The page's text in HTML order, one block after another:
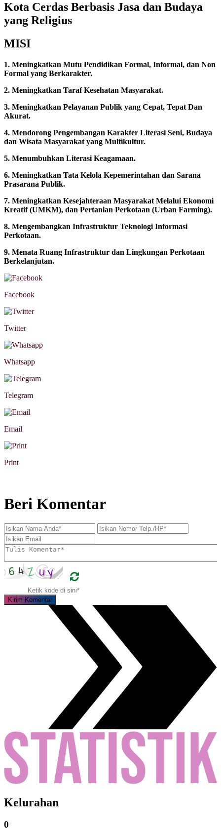
Kota Cerdas Berbasis Jasa dan Budaya
yang Religius
MISI
1. Meningkatkan Mutu Pendidikan Formal, Informal, dan Non
Formal yang Berkarakter.
2. Meningkatkan Taraf Kesehatan Masyarakat.
3. Meningkatkan Pelayanan Publik yang Cepat, Tepat Dan
Akurat.
4. Mendorong Pengembangan Karakter Literasi Seni, Budaya
dan Wisata Masyarakat yang Multikultur.
5. Menumbuhkan Literasi Keagamaan.
6. Meningkatkan Tata Kelola Kepemerintahan dan Sarana
Prasarana Publik.
7. Meningkatkan Kesejahteraan Masyarakat Melalui Ekonomi
Kreatif (UMKM), dan Pertanian Perkotaan (Urban Farming).
8. Mengembangkan Infrastruktur Teknologi Informasi
Perkotaan.
9. Menata Ruang Infrastruktur dan Lingkungan Perkotaan
Berkelanjutan.
Facebook
Twitter
Whatsapp
Telegram
Email
Print
Beri Komentar
Kelurahan
0